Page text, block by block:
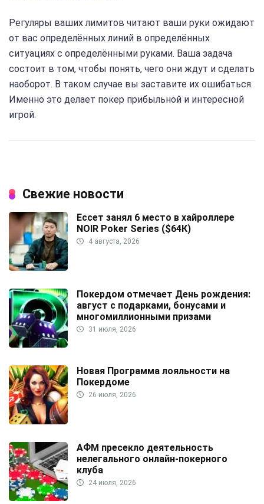
Регуляры ваших лимитов читают ваши руки ожидают
от вас определённых линий в определённых
ситуациях с определёнными руками. Ваша задача
состоит в том, чтобы понять, чего они ждут и сделать
наоборот. В таком случае вы заставите их ошибаться.
Именно это делает покер прибыльной и интересной
игрой.
Свежие новости
Ессет занял 6 место в хайроллере
NOIR Poker Series ($64К)
4 августа, 2026
Покердом отмечает День рождения:
август с подарками, бонусами и
многомиллионными призами
31 июля, 2026
Новая Программа лояльности на
Покердоме
26 июля, 2026
АФМ пресекло деятельность
нелегального онлайн-покерного
клуба
24 июля, 2026